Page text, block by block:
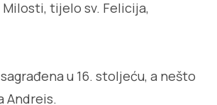
tijelo sv. Felicija,
u 16. stoljeću, a nešto
Andreis.